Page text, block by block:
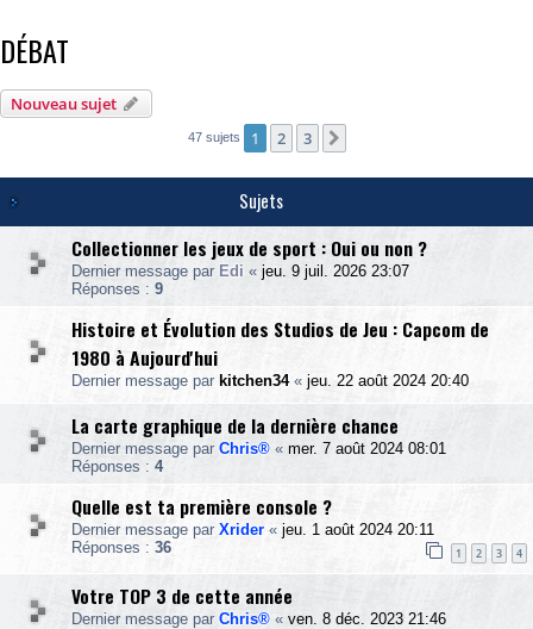
DÉBAT
Nouveau sujet
47 sujets 1 2 3
Sujets
Collectionner les jeux de sport : Oui ou non ?
Dernier message par Edi « jeu. 9 juil. 2026 23:07
Réponses : 9
Histoire et Évolution des Studios de Jeu : Capcom de
1980 à Aujourd'hui
Dernier message par kitchen34« jeu. 22 août 2024 20:40
La carte graphique de la dernière chance
Dernier message par Chris® « mer. 7 août 2024 08:01
Réponses : 4
Quelle est ta première console ?
Dernier message par Xrider « jeu. 1 août 2024 20:11
Réponses : 36 1 2 3 4
Votre TOP 3 de cette année
Dernier message par Chris® « ven. 8 déc. 2023 21:46